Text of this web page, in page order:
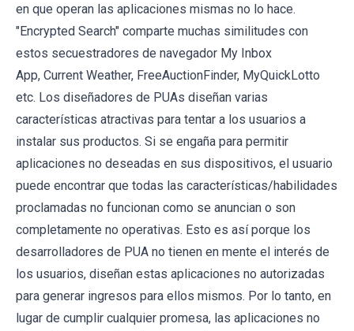
en que operan las aplicaciones mismas no lo hace.
"Encrypted Search" comparte muchas similitudes con
estos secuestradores de navegador My Inbox
App, Current Weather, FreeAuctionFinder, MyQuickLotto
etc. Los diseñadores de PUAs diseñan varias
características atractivas para tentar a los usuarios a
instalar sus productos. Si se engaña para permitir
aplicaciones no deseadas en sus dispositivos, el usuario
puede encontrar que todas las características/habilidades
proclamadas no funcionan como se anuncian o son
completamente no operativas. Esto es así porque los
desarrolladores de PUA no tienen en mente el interés de
los usuarios, diseñan estas aplicaciones no autorizadas
para generar ingresos para ellos mismos. Por lo tanto, en
lugar de cumplir cualquier promesa, las aplicaciones no